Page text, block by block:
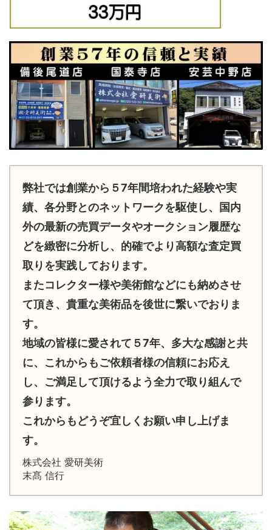
弊社では創業から５7年間培われた経験や実
績、各分野とのネットワークを駆使し、国内
外の最新の売買データやオークション履歴な
どを緻密に分析し、的確でより高額な査定買
取りを実践しております。
またコレクター様や美術館などにも納めさせ
て頂き、貴重な美術品を後世に繋いでおりま
す。
地域の皆様に愛されて５7年、多大な感謝と共
に、これからもご依頼者様の信頼にお応え
し、ご満足して頂けるよう全力で取り組んで
参ります。
これからもどうぞ宜しくお願い申し上げま
す。
株式会社 愛研美術
末髙 信行